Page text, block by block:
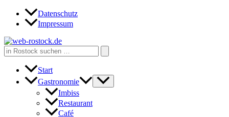
Zum
Inhalt
Datenschutz
Impressum
Search
for:
Start
Gastronomie
Imbiss
Restaurant
Café